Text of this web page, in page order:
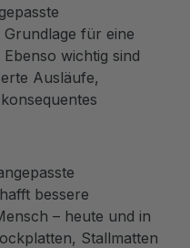
Grundlage für eine
wichtig sind
Ausläufe,
bessere
– heute und in
Stallmatten